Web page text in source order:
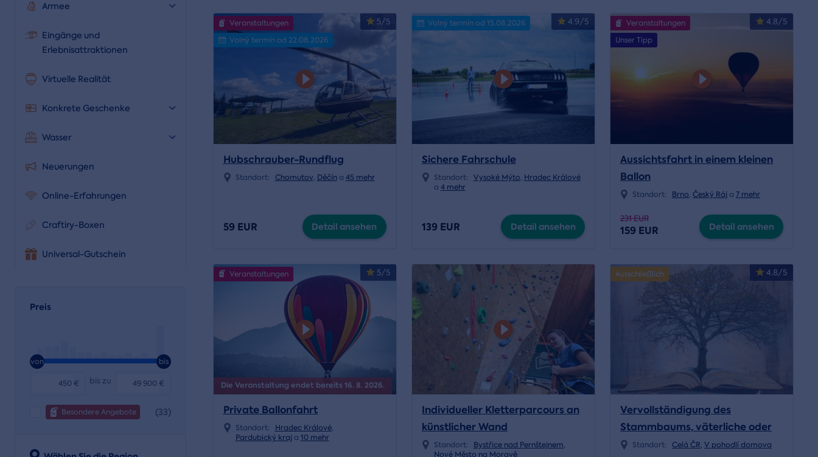
Armee
Eingänge und
Erlebnisattraktionen
Virtuelle Realität
Konkrete Geschenke
Wasser
Neuerungen
Online-Erfahrungen
Craftiry-Boxen
Universal-Gutschein
Preis
von bis
€ €
bis zu
Besondere Angebote (33)
5/5
Veranstaltungen
Volný termín od 22.08.2026
Hubschrauber-Rundflug
Standort: Chomutov, Děčína 45 mehr
59 EUR Detail ansehen
4.9/5
Volný termín od 15.08.2026
Sichere Fahrschule
Standort: Vysoké Mýto, Hradec Králové
a 4 mehr
139 EUR Detail ansehen
4.8/5
Veranstaltungen
Unser Tipp
Aussichtsfahrt in einem kleinen
Ballon
Standort: Brno,Český Ráj a7 mehr
231 EUR
159 EUR Detail ansehen
Die Veranstaltung endet bereits 16. 8. 2026.
5/5
Veranstaltungen
Private Ballonfahrt
Standort: Hradec Králové,
Pardubický kraja 10 mehr
Individueller Kletterparcours an
künstlicher Wand
Standort: Bystřice nad Pernštejnem,
Nové Město na Moravě
4.8/5
Ausschließlich
Vervollständigung des
Stammbaums, väterliche oder
mütterliche Linie
Standort: Celá ČR,V pohodlí domova